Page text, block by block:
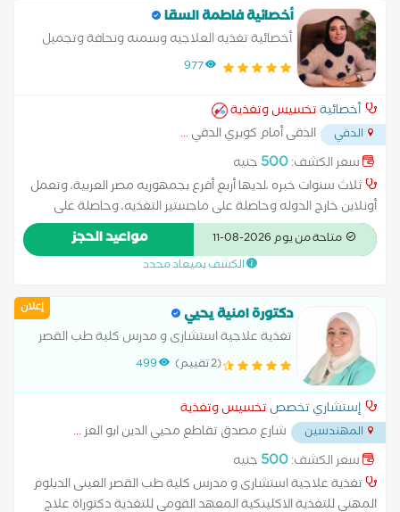
أخصائية فاطمة السقا
أخصائية تغذيه العلاجيه وسمنه ونحافة وتجميل
لاجراحى
977
أخصائيةتخسيس وتغذية
الدقي الدقى أمام كوبري الدقي...
سعر الكشف:500 جنيه
ثلاث سنوات خبره ،لديها أربع أفرع بجمهوريه مصر العربية، وتعمل
أونلاين خارج الدوله وحاصلة على ماجستير التغذيه، وحاصلة على
دبلومة التجميل
متاحة من يوم 2026-08-11 مواعيد الحجز
الكشف بميعاد محدد
إعلان دكتورة امنية يحيي
تغذية علاجية استشارى و مدرس كلية طب القصر
العينى
(2 تقييم) 499
إستشاري تخصص تخسيس وتغذية
المهندسين شارع مصدق تقاطع محيي الدين ابو العز...
سعر الكشف:500 جنيه
تغذية علاجية استشارى و مدرس كلية طب القصر العينى الدبلوم
المهنى للتغذية الاكلينكية المعهد القومى للتغذية دكتوراة علاج